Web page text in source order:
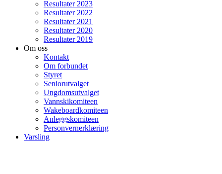
Resultater 2023
Resultater 2022
Resultater 2021
Resultater 2020
Resultater 2019
Om oss
Kontakt
Om forbundet
Styret
Seniorutvalget
Ungdomsutvalget
Vannskikomiteen
Wakeboardkomiteen
Anleggskomiteen
Personvernerklæring
Varsling